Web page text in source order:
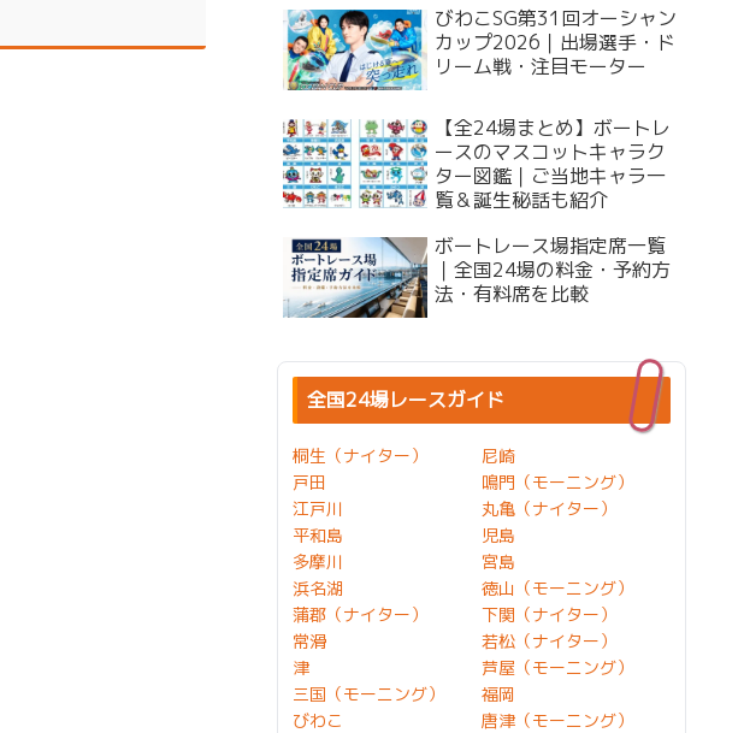
びわこSG第31回オーシャン
カップ2026｜出場選手・ド
リーム戦・注目モーター
【全24場まとめ】ボートレ
ースのマスコットキャラク
ター図鑑｜ご当地キャラ一
覧＆誕生秘話も紹介
ボートレース場指定席一覧
｜全国24場の料金・予約方
法・有料席を比較
全国24場レースガイド
桐生（ナイター）
戸田
江戸川
平和島
多摩川
浜名湖
蒲郡（ナイター）
常滑
津
三国（モーニング）
びわこ
尼崎
鳴門（モーニング）
丸亀（ナイター）
児島
宮島
徳山（モーニング）
下関（ナイター）
若松（ナイター）
芦屋（モーニング）
福岡
唐津（モーニング）